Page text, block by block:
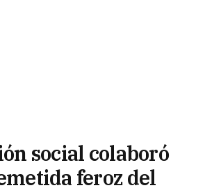
social colaboró
feroz del